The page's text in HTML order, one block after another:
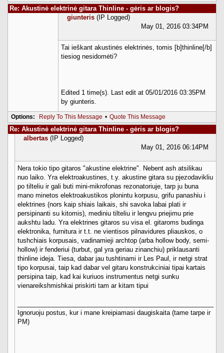
Re: Akustinė elektrinė gitara Thinline - gėris ar blogis?
giunteris (IP Logged)
May 01, 2016 03:34PM
Tai ieškant akustinės elektrinės, tomis [b]thinline[/b]
tiesiog nesidomėti?
Edited 1 time(s). Last edit at 05/01/2016 03:35PM
by giunteris.
Options: Reply To This Message • Quote This Message
Re: Akustinė elektrinė gitara Thinline - gėris ar blogis?
albertas (IP Logged)
May 01, 2016 06:14PM
Nera tokio tipo gitaros "akustine elektrine". Nebent ash atsilikau
nuo laiko. Yra elektroakustines, t.y. akustine gitara su pjezodavikliu
po tilteliu ir gali buti mini-mikrofonas rezonatoriuje, tarp ju buna
mano minetos elektroakustikos plonintu korpusu, grifu panashiu i
elektrines (nors kaip shiais laikais, shi savoka labai plati ir
persipinanti su kitomis), mediniu tilteliu ir lengvu priejimu prie
aukshtu ladu. Yra elektrines gitaros su visa el. gitaroms budinga
elektronika, furnitura ir t.t. ne vientisos pilnavidures pliauskos, o
tushchiais korpusais, vadinamieji archtop (arba hollow body, semi-
hollow) ir fenderiui (turbut, gal yra geriau zinanchiu) priklausanti
thinline ideja. Tiesa, dabar jau tushtinami ir Les Paul, ir netgi strat
tipo korpusai, taip kad dabar vel gitaru konstrukciniai tipai kartais
persipina taip, kad kai kuriuos instrumentus netgi sunku
vienareikshmishkai priskirti tam ar kitam tipui
Ignoruoju postus, kur i mane kreipiamasi daugiskaita (tame tarpe ir
PM)